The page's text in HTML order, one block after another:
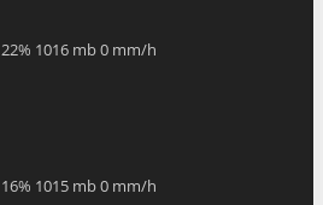
22% 1016 mb0 mm/h
16% 1015 mb0 mm/h